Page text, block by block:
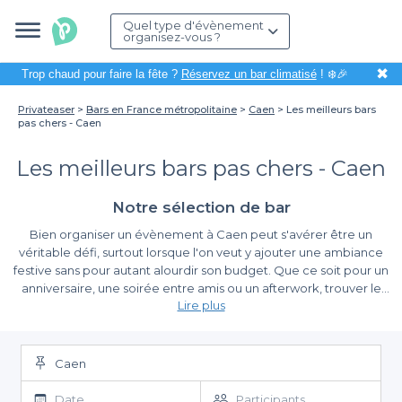
Quel type d'évènement
organisez-vous ?
Trop chaud pour faire la fête ? Réservez un bar climatisé! ❄️🎉 ✖
Privateaser Bars en France métropolitaine Caen
Les meilleurs bars
pas chers - Caen
Les meilleurs bars pas chers - Caen
Notre sélection de bar
Bien organiser un évènement à Caen peut s'avérer être un
véritable défi, surtout lorsque l'on veut y ajouter une ambiance
festive sans pour autant alourdir son budget. Que ce soit pour un
anniversaire, une soirée entre amis ou un afterwork, trouver le
bon bar à un prix raisonnable est essentiel. C'est ici que nous
la ville !
Pourquoi choisir Privateaser pour votre recherche de
Lire plus
Caen